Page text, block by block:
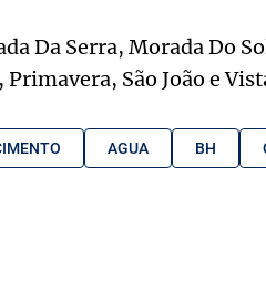
Da Serra, Morada Do
São João e
AGUA BH